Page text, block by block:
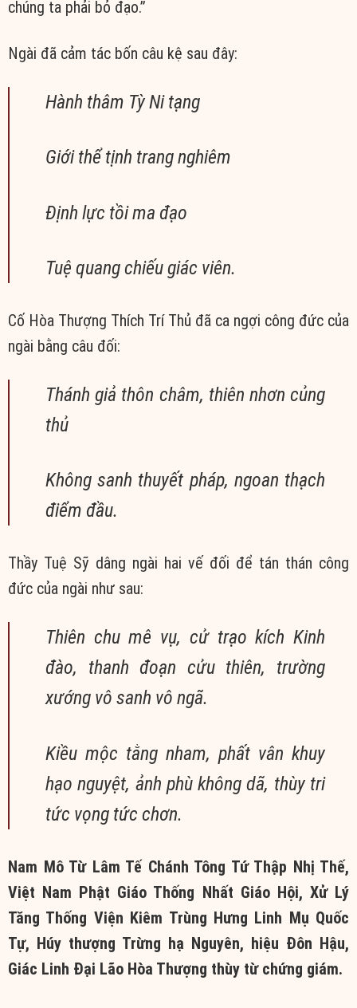
chúng ta phải bỏ đạo.”
Ngài đã cảm tác bốn câu kệ sau đây:
Hành thâm Tỳ Ni tạng
Giới thể tịnh trang nghiêm
Định lực tồi ma đạo
Tuệ quang chiếu giác viên.
Cố Hòa Thượng Thích Trí Thủ đã ca ngợi công đức của
ngài bằng câu đối:
Thánh giả thôn châm, thiên nhơn củng
thủ
Không sanh thuyết pháp, ngoan thạch
điểm đầu.
Thầy Tuệ Sỹ dâng ngài hai vế đối để tán thán công
đức của ngài như sau:
Thiên chu mê vụ, cử trạo kích Kinh
đào, thanh đoạn cửu thiên, trường
xướng vô sanh vô ngã.
Kiều mộc tằng nham, phất vân khuy
hạo nguyệt, ảnh phù không dã, thùy tri
tức vọng tức chơn.
Nam Mô Từ Lâm Tế Chánh Tông Tứ Thập Nhị Thế,
Việt Nam Phật Giáo Thống Nhất Giáo Hội, Xử Lý
Tăng Thống Viện Kiêm Trùng Hưng Linh Mụ Quốc
Tự, Húy thượng Trừng hạ Nguyên, hiệu Đôn Hậu,
Giác Linh Đại Lão Hòa Thượng thùy từ chứng giám.